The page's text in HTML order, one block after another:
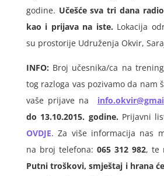
godine. Učešće sva tri dana
kao i prijava na iste. Lokacija
su prostorije Udruženja Okvir,
INFO: Broj učesnika/ca na
tog razloga vas pozivamo da nam
vaše prijave na
do 13.10.2015. godine. Prijavni
OVDJE. Za više informacija nas
na broj telefona: 065 312 982, te
Putni troškovi, smještaj i hrana